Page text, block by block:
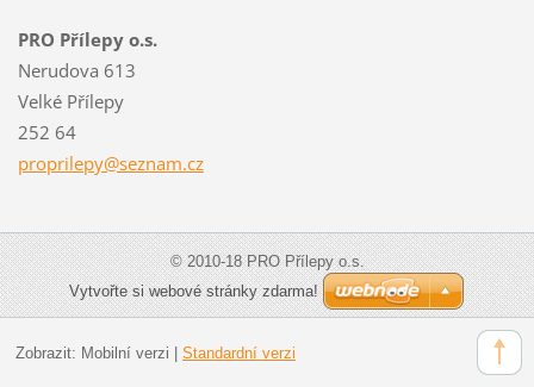
PRO Přílepy o.s.
Nerudova 613
Velké Přílepy
252 64
proprilepy@seznam.cz
© 2010-18 PRO Přílepy o.s.
Vytvořte si webové stránky zdarma!
Zobrazit: Mobilní verzi Standardní verzi